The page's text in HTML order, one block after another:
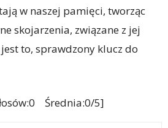
w naszej pamięci, tworząc
skojarzenia, związane z jej
to, sprawdzony klucz do
Średnia:0/5]